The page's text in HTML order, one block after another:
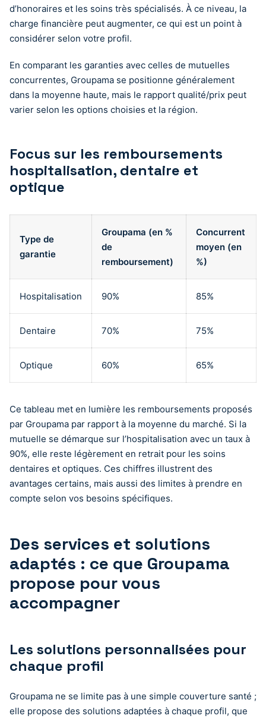
d’honoraires et les soins très spécialisés. À ce niveau, la
charge financière peut augmenter, ce qui est un point à
considérer selon votre profil.
En comparant les garanties avec celles de mutuelles
concurrentes, Groupama se positionne généralement
dans la moyenne haute, mais le rapport qualité/prix peut
varier selon les options choisies et la région.
Focus sur les remboursements
hospitalisation, dentaire et
optique
Type de
garantie
Groupama (en %
de
remboursement)
Concurrent
moyen (en
%)
Hospitalisation 90% 85%
Dentaire 70% 75%
Optique 60% 65%
Ce tableau met en lumière les remboursements proposés
par Groupama par rapport à la moyenne du marché. Si la
mutuelle se démarque sur l’hospitalisation avec un taux à
90%, elle reste légèrement en retrait pour les soins
dentaires et optiques. Ces chiffres illustrent des
avantages certains, mais aussi des limites à prendre en
compte selon vos besoins spécifiques.
Des services et solutions
adaptés : ce que Groupama
propose pour vous
accompagner
Les solutions personnalisées pour
chaque profil
Groupama ne se limite pas à une simple couverture santé ;
elle propose des solutions adaptées à chaque profil, que